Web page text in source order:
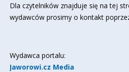
Dla czytelników znajduje się na tej
wydawców prosimy o kontakt
Wydawca portalu:
Jaworowi.cz Media